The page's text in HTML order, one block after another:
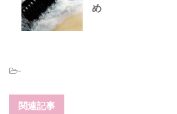
め
-
関連記事